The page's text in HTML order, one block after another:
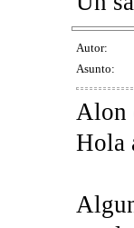
Autor:
Asunto:
Alon
Hola